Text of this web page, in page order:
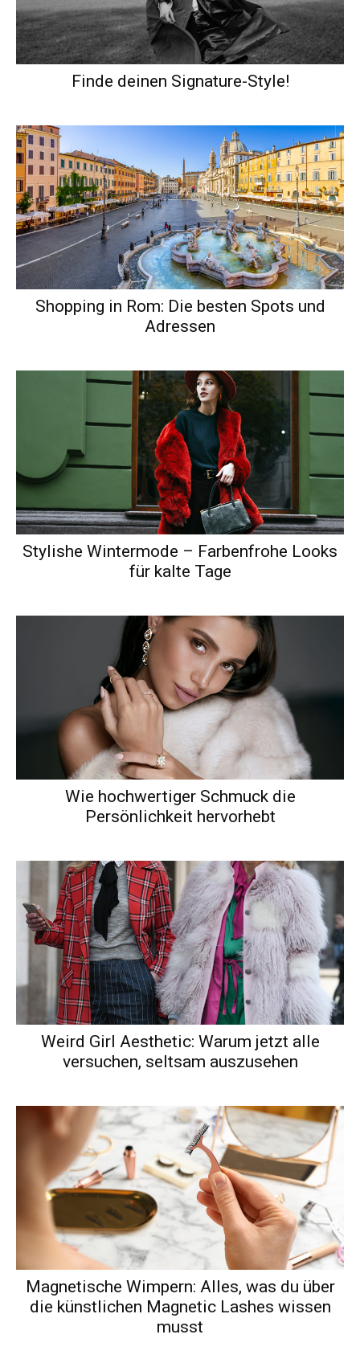
Finde deinen Signature-Style!
Shopping in Rom: Die besten Spots und
Adressen
Stylishe Wintermode – Farbenfrohe Looks
für kalte Tage
Wie hochwertiger Schmuck die
Persönlichkeit hervorhebt
Weird Girl Aesthetic: Warum jetzt alle
versuchen, seltsam auszusehen
Magnetische Wimpern: Alles, was du über
die künstlichen Magnetic Lashes wissen
musst